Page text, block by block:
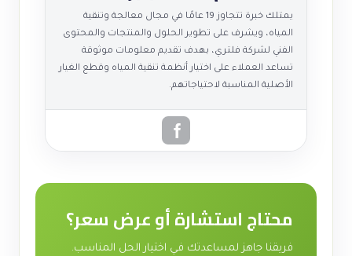
يمتلك خبرة تتجاوز 19 عامًا في مجال معالجة وتنقية
المياه، ويشرف على تطوير الحلول والمنتجات والمحتوى
الفني لشركة فلتري، بهدف تقديم معلومات موثوقة
تساعد العملاء على اختيار أنظمة تنقية المياه وقطع الغيار
الأصلية المناسبة لاحتياجاتهم.
محتاج استشارة أو عرض سعر؟
فريقنا جاهز لمساعدتك في اختيار الحل المناسب.